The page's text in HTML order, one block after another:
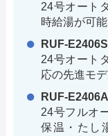
24号オート
時給湯が可
RUF-
24号オート
応の先進モデ
RUF-
24号フルオ
保温・たし